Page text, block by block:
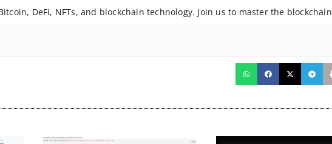
DeFi, NFTs, and blockchain technology. Join us to master the blockchain